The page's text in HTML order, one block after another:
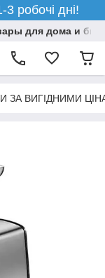
робочі дні!
для дома и
ЗА ВИГІДНИМИ